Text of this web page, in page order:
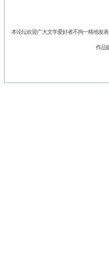
本论坛欢迎广大文学爱好者不拘一格地发
作品